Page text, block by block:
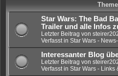
Star Wars: The Bad
Trailer und alle Infos
Letzter Beitrag von
Verfasst in Star Wars -
Interessanter Blog
Letzter Beitrag von
Verfasst in Star Wars - Links